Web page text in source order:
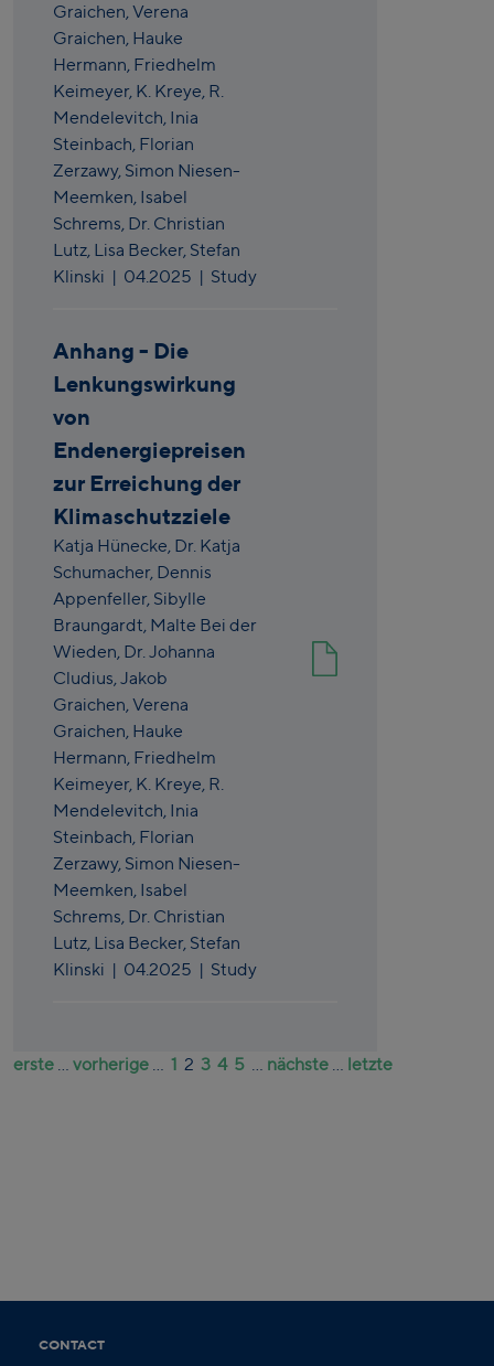
Graichen,Verena
Graichen, Hauke
Hermann, Friedhelm
Keimeyer, K. Kreye, R.
Mendelevitch, Inia
Steinbach, Florian
Zerzawy, Simon Niesen-
Meemken, Isabel
Schrems, Dr. Christian
Lutz, Lisa Becker, Stefan
Klinski | 04.2025 | Study
Anhang - Die
Lenkungswirkung
von
Endenergiepreisen
zur Erreichung der
Klimaschutzziele
Katja Hünecke, Dr. Katja
Schumacher, Dennis
Appenfeller, Sibylle
Braungardt, Malte Bei der
Wieden, Dr. Johanna
Cludius,Jakob
Graichen,Verena
Graichen, Hauke
Hermann, Friedhelm
Keimeyer, K. Kreye, R.
Mendelevitch, Inia
Steinbach, Florian
Zerzawy, Simon Niesen-
Meemken, Isabel
Schrems, Dr. Christian
Lutz, Lisa Becker, Stefan
Klinski | 04.2025 | Study
erste ... vorherige ... 1 2 3 4 5 ... nächste ... letzte
CONTACT